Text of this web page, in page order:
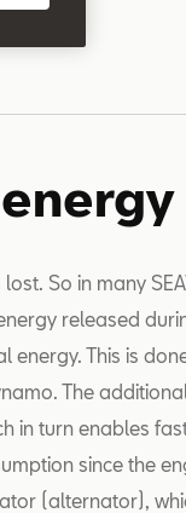
So in many
released
energy. This is
The
in turn enables
since the
(alternator),